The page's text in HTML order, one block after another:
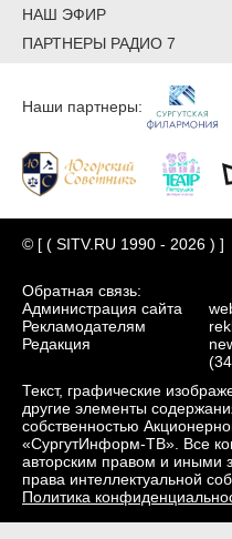
НАШ ЭФИР
ПАРТНЕРЫ РАДИО 7
Наши партнеры:
© [ ( SITV.RU 1990 - 2026 ) ]
Обратная связь:
Администрация сайта
Рекламодателям
Редакция
Текст, графические
другие элементы
собственностью
«СургутИнформ-ТВ». Все
авторским правом и иными
права интеллектуальной
Политика